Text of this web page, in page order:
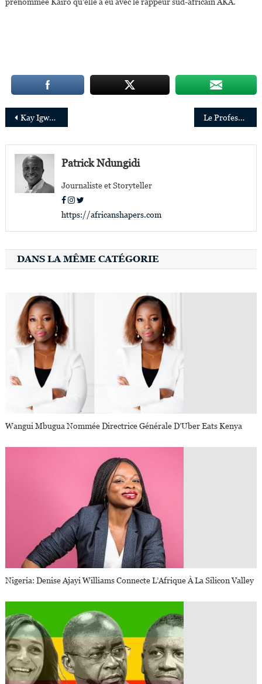
Navigation
de
l’article
Kay Igwe, la jeune ingénieure aux multiples inventions Le Professeur Serigne Magueye Gueye lauréat du Prix Albert Schweitzer 2020 de la Société internationale d’Urologie
Patrick Ndungidi
Journaliste et Storyteller
https://africanshapers.com
DANS LA MÊME CATÉGORIE
Wangui Mbugua Nommée Directrice Générale D’Uber Eats Kenya
Nigeria: Denise Ajayi Williams Connecte L’Afrique À La Silicon Valley